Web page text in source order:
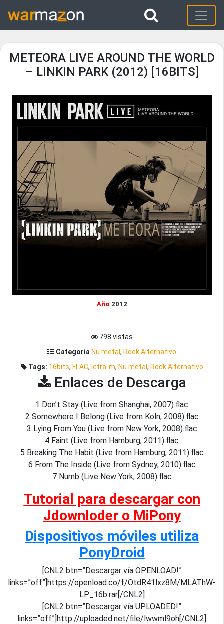
METEORA LIVE AROUND THE WORLD
– LINKIN PARK (2012) [16BITS]
Año 2012
798 vistas
Categoria Nu metal , Rock Alternativo
Tags: 16bits, FLAC, letra-m, Nu metal , Rock Alternativo
Enlaces de Descarga
1 Don’t Stay (Live from Shanghai, 2007).flac
2 Somewhere I Belong (Live from Koln, 2008).flac
3 Lying From You (Live from New York, 2008).flac
4 Faint (Live from Hamburg, 2011).flac
5 Breaking The Habit (Live from Hamburg, 2011).flac
6 From The Inside (Live from Sydney, 2010).flac
7 Numb (Live New York, 2008).flac
Tutorial para descargar con
Jdownloder o MiPony
Dispositivos móviles utiliza
PonyDroid
[CNL2 btn=”Descargar vía OPENLOAD!”
links=”off”]https://openload.co/f/OtdR41lxz8M/MLAThW-
LP_16b.rar[/CNL2]
[CNL2 btn=”Descargar vía UPLOADED!”
links=”off”]http://uploaded.net/file/lwwml9oh[/CNL2]